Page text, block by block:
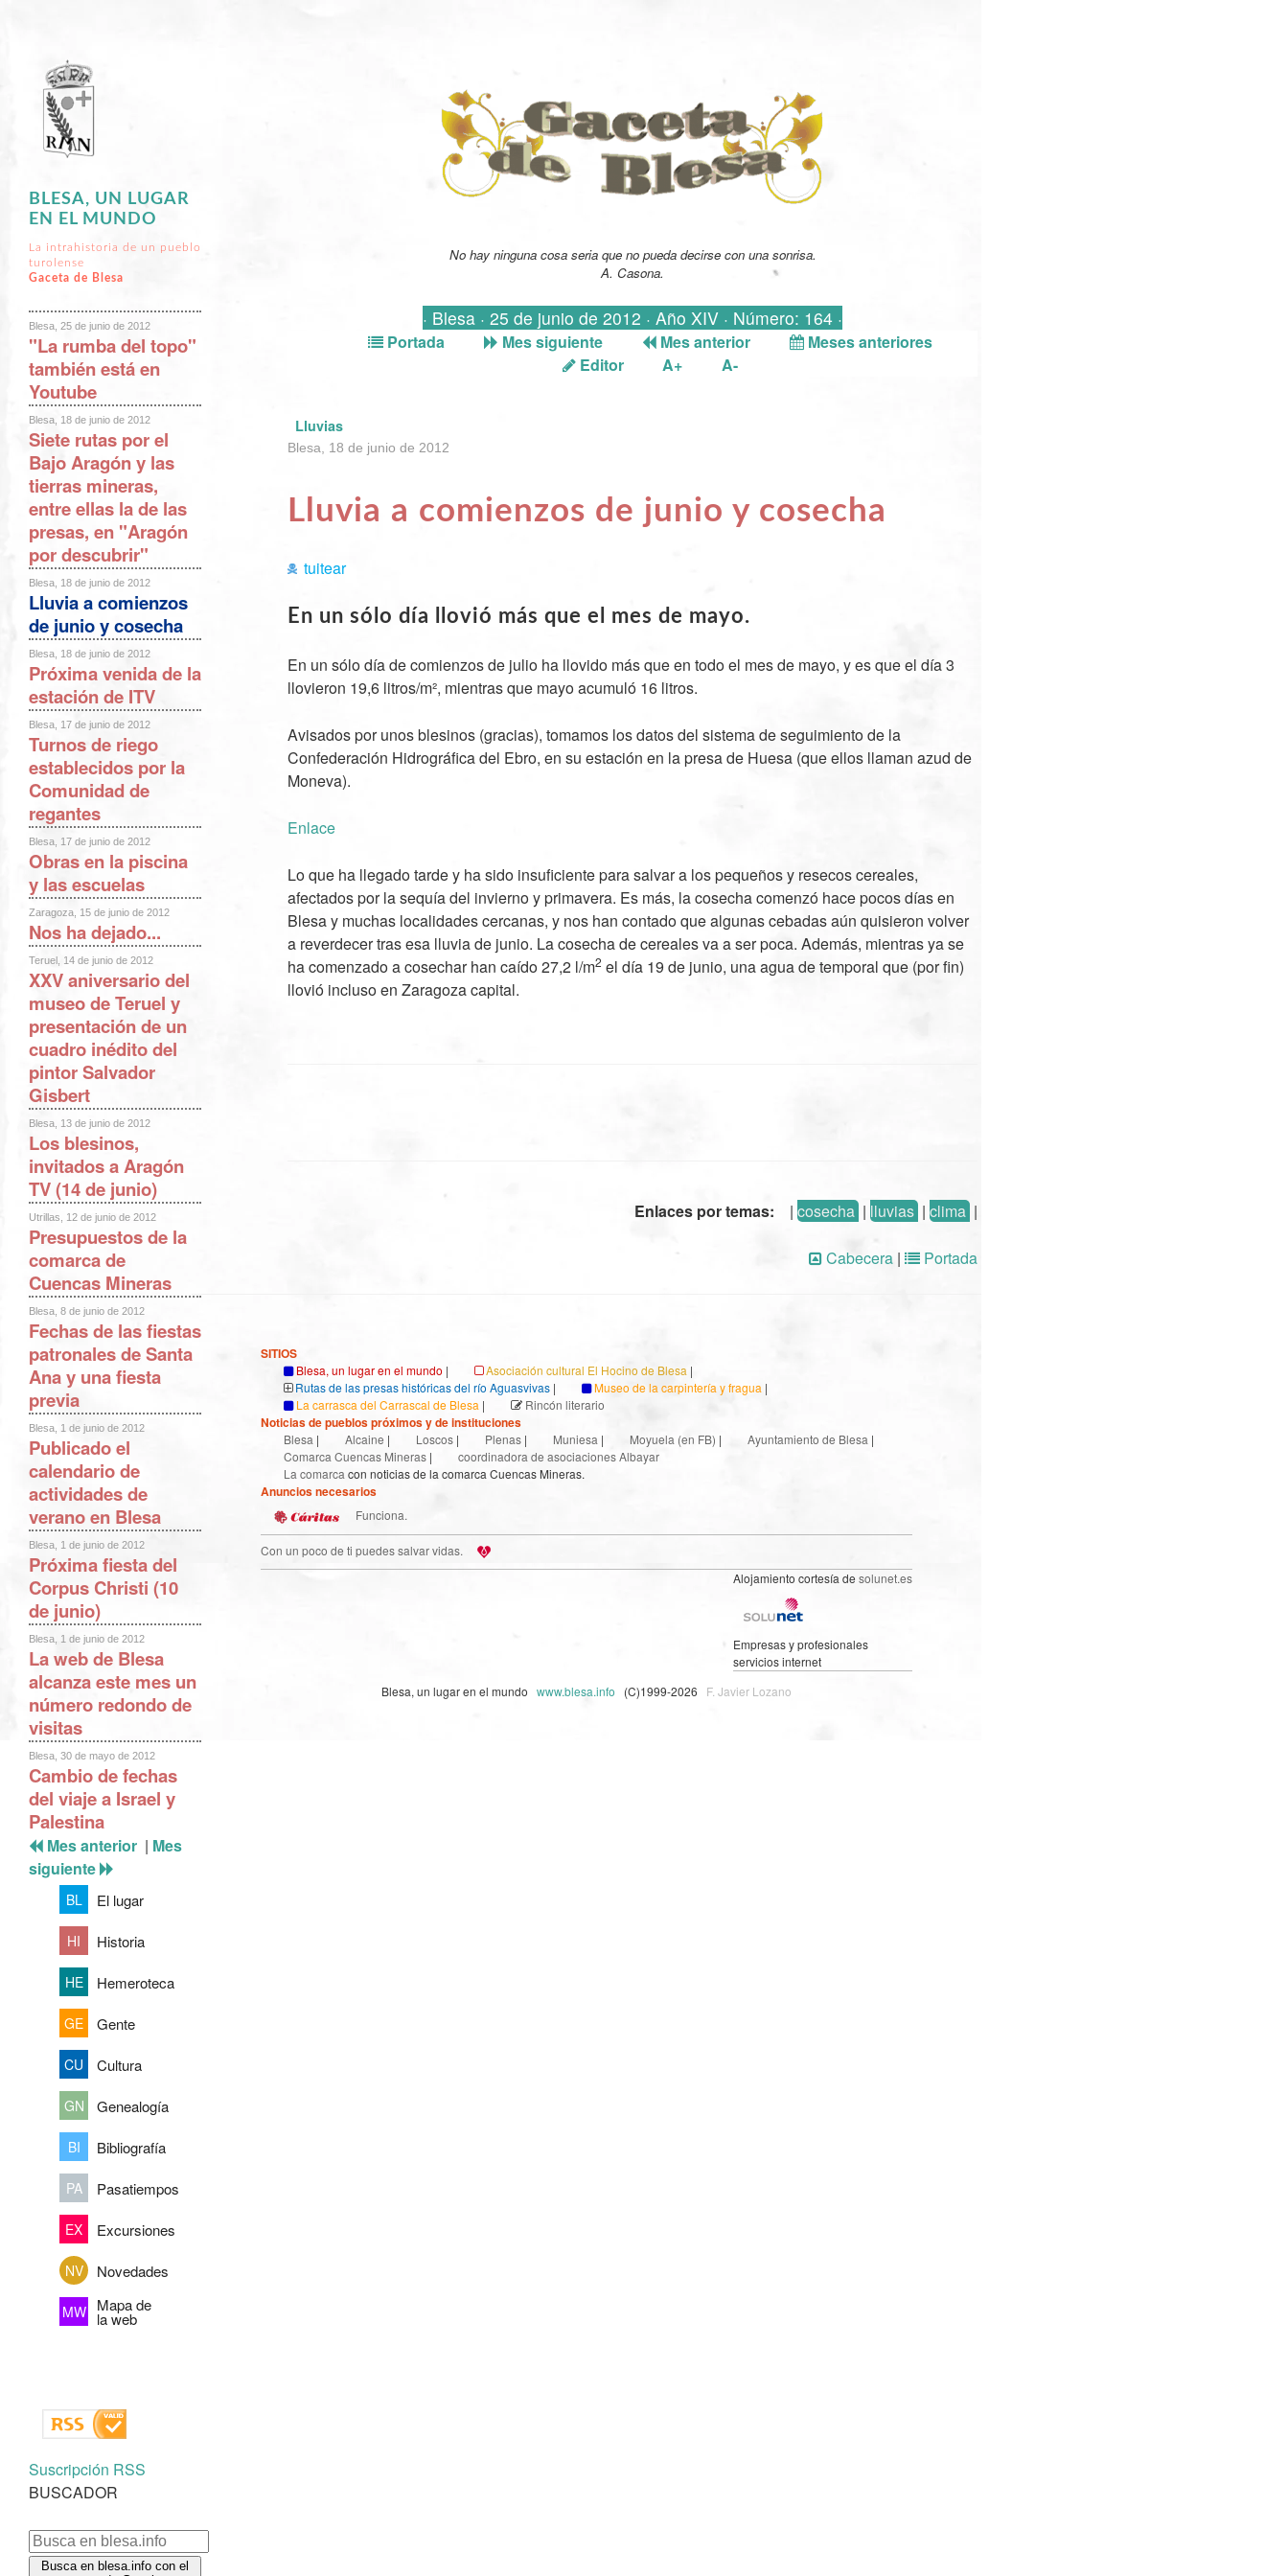
No hay ninguna cosa seria que no pueda decirse con una sonrisa.
A. Casona.
· Blesa · 25 de junio de 2012 · Año XIV · Número: 164 ·
Portada Mes siguiente Mes anterior
Meses anteriores
Editor
A+ A-
Lluvias
Blesa, 18 de junio de 2012
Lluvia a comienzos de junio y cosecha
tuitear
En un sólo día llovió más que el mes de mayo.
En un sólo día de comienzos de julio ha llovido más que en todo el mes de mayo, y es que el día 3
llovieron 19,6 litros/m², mientras que mayo acumuló 16 litros.
Avisados por unos blesinos (gracias), tomamos los datos del sistema de seguimiento de la
Confederación Hidrográfica del Ebro, en su estación en la presa de Huesa (que ellos llaman azud de
Moneva).
Enlace
Lo que ha llegado tarde y ha sido insuficiente para salvar a los pequeños y resecos cereales,
afectados por la sequía del invierno y primavera. Es más, la cosecha comenzó hace pocos días en
Blesa y muchas localidades cercanas, y nos han contado que algunas cebadas aún quisieron volver
a reverdecer tras esa lluvia de junio. La cosecha de cereales va a ser poca. Además, mientras ya se
ha comenzado a cosechar han caído 27,2 l/m2 el día 19 de junio, una agua de temporal que (por fin)
llovió incluso en Zaragoza capital.
Enlaces por temas: | cosecha | lluvias | clima |
Cabecera | Portada
BLESA, UN LUGAR
EN EL MUNDO
La intrahistoria de un pueblo
turolense
Gaceta de Blesa
Blesa, 25 de junio de 2012
"La rumba del topo"
también está en
Youtube
Blesa, 18 de junio de 2012
Siete rutas por el
Bajo Aragón y las
tierras mineras,
entre ellas la de las
presas, en "Aragón
por descubrir"
Blesa, 18 de junio de 2012
Lluvia a comienzos
de junio y cosecha
Blesa, 18 de junio de 2012
Próxima venida de la
estación de ITV
Blesa, 17 de junio de 2012
Turnos de riego
establecidos por la
Comunidad de
regantes
Blesa, 17 de junio de 2012
Obras en la piscina
y las escuelas
Zaragoza, 15 de junio de 2012
Nos ha dejado...
Teruel, 14 de junio de 2012
XXV aniversario del
museo de Teruel y
presentación de un
cuadro inédito del
pintor Salvador
Gisbert
Blesa, 13 de junio de 2012
Los blesinos,
invitados a Aragón
TV (14 de junio)
Utrillas, 12 de junio de 2012
Presupuestos de la
comarca de
Cuencas Mineras
Blesa, 8 de junio de 2012
Fechas de las fiestas
patronales de Santa
Ana y una fiesta
previa
Blesa, 1 de junio de 2012
Publicado el
calendario de
actividades de
verano en Blesa
Blesa, 1 de junio de 2012
Próxima fiesta del
Corpus Christi (10
de junio)
Blesa, 1 de junio de 2012
La web de Blesa
alcanza este mes un
número redondo de
visitas
Blesa, 30 de mayo de 2012
Cambio de fechas
del viaje a Israel y
Palestina
Mes anterior | Mes
siguiente
BL El lugar
HI Historia
HE Hemeroteca
GE Gente
CU Cultura
GN Genealogía
BI Bibliografía
PA Pasatiempos
EX Excursiones
NV Novedades
MW Mapa de
la web
Suscripción RSS
BUSCADOR
Busca en blesa.info con el
SITIOS
Blesa, un lugar en el mundo | Asociación cultural El Hocino de Blesa |
Rutas de las presas históricas del río Aguasvivas | Museo de la carpintería y fragua |
La carrasca del Carrascal de Blesa | Rincón literario
Noticias de pueblos próximos y de instituciones
Blesa | Alcaine | Loscos | Plenas | Muniesa | Moyuela (en FB) | Ayuntamiento de Blesa |
Comarca Cuencas Mineras |
coordinadora de asociaciones Albayar
La comarca con noticias de la comarca Cuencas Mineras.
Anuncios necesarios
Funciona.
Con un poco de ti puedes salvar vidas.
Alojamiento cortesía de solunet.es
Empresas y profesionales
servicios internet
Blesa, un lugar en el mundo www.blesa.info (C)1999-2026 F. Javier Lozano